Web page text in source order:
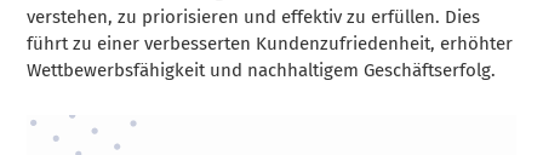
verstehen, zu priorisieren und effektiv zu erfüllen. Dies
führt zu einer verbesserten Kundenzufriedenheit, erhöhter
Wettbewerbsfähigkeit und nachhaltigem Geschäftserfolg.